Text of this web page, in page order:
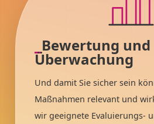
Bewertung und
Überwachung
Und damit Sie sicher sein
Maßnahmen relevant und
wir geeignete Evaluierungs-